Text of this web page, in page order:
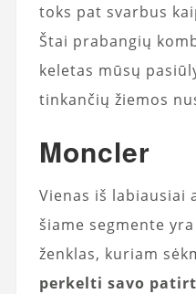
toks pat svarbus
Štai prabangių
keletas mūsų
tinkančių žiemos
Moncler
Vienas iš labiausiai
šiame segmente yra
ženklas, kuriam
perkelti savo